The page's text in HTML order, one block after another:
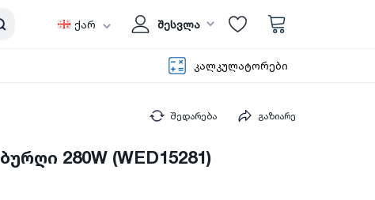
ქარ შესვლა
კალკულატორები
შედარება გაზიარე
280W (WED15281)